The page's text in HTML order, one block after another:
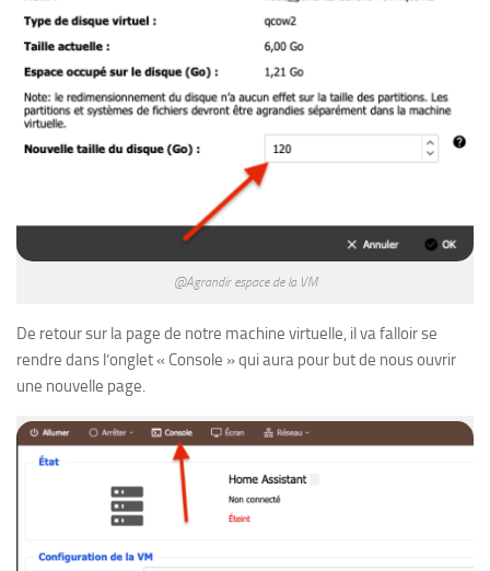
@Agrandir espace de la VM
De retour sur la page de notre machine virtuelle, il va falloir se
rendre dans l’onglet « Console » qui aura pour but de nous ouvrir
une nouvelle page.